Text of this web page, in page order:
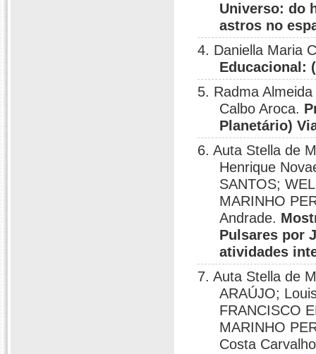
Universo: do
astros no
4. Daniella Maria
Educacional:
5. Radma
Calbo Aroca.
Planetário)
6. Auta Stella de
Henrique
SANTOS;
MARINHO
Andrade.
Pulsares por
atividades
7. Auta Stella de
ARAÚJO;
FRANCISCO
MARINHO
Costa